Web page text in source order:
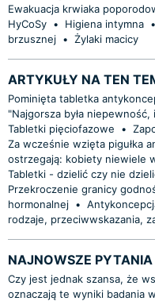
Ewakuacja krwiaka
HyCoSy • Higiena intymna •
brzusznej • Żylaki macicy
ARTYKUŁY NA TEN
Pominięta tabletka
"Najgorsza była
Tabletki pięciofazowe
•
Za wcześnie wzięta pigułka
ostrzegają: kobiety niewiele
Tabletki - dzielić czy nie
Przekroczenie granicy
hormonalnej •
rodzaje, przeciwwskazania,
NAJNOWSZE
Czy jest jednak szansa, że
oznaczają te wyniki badania